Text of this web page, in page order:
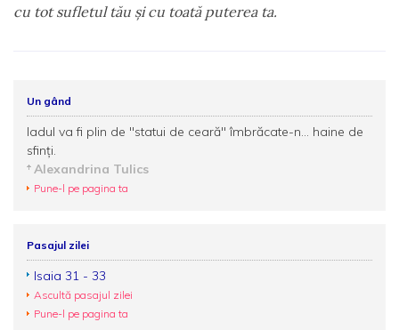
cu tot sufletul tău şi cu toată puterea ta.
Un gând
Iadul va fi plin de ''statui de ceară'' îmbrăcate-n... haine de
sfinţi.
Alexandrina Tulics
Pune-l pe pagina ta
Pasajul zilei
Isaia 31 - 33
Ascultă pasajul zilei
Pune-l pe pagina ta